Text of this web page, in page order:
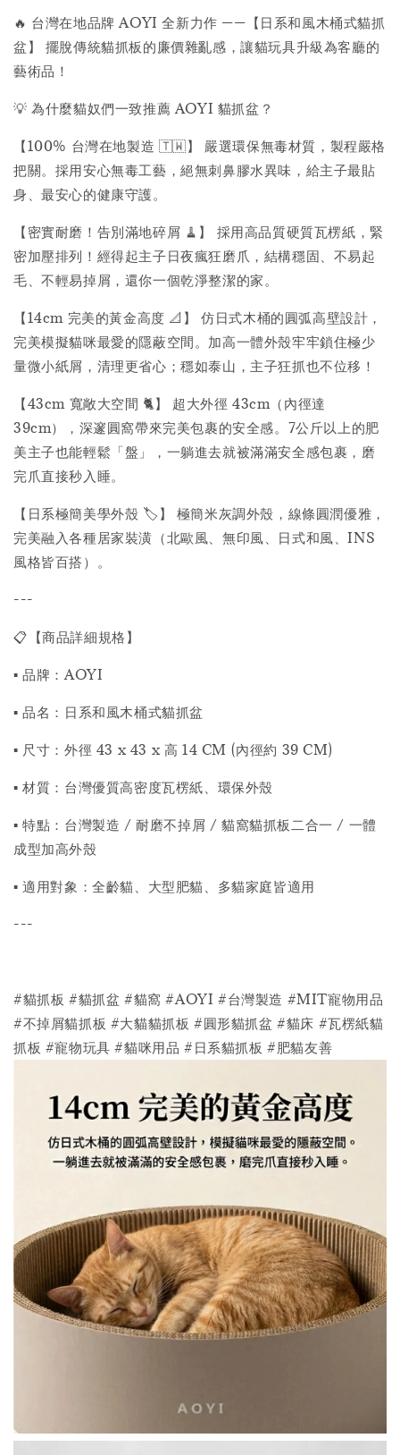
🔥 台灣在地品牌 AOYI 全新力作 ——【日系和風木桶式貓抓
盆】 擺脫傳統貓抓板的廉價雜亂感，讓貓玩具升級為客廳的
藝術品！
💡 為什麼貓奴們一致推薦 AOYI 貓抓盆？
【100% 台灣在地製造 🇹🇼】 嚴選環保無毒材質，製程嚴格
把關。採用安心無毒工藝，絕無刺鼻膠水異味，給主子最貼
身、最安心的健康守護。
【密實耐磨！告別滿地碎屑 🧹】 採用高品質硬質瓦楞紙，緊
密加壓排列！經得起主子日夜瘋狂磨爪，結構穩固、不易起
毛、不輕易掉屑，還你一個乾淨整潔的家。
【14cm 完美的黃金高度 📐】 仿日式木桶的圓弧高壁設計，
完美模擬貓咪最愛的隱蔽空間。加高一體外殼牢牢鎖住極少
量微小紙屑，清理更省心；穩如泰山，主子狂抓也不位移！
【43cm 寬敞大空間 🐈】 超大外徑 43cm（內徑達
39cm），深邃圓窩帶來完美包裹的安全感。7公斤以上的肥
美主子也能輕鬆「盤」，一躺進去就被滿滿安全感包裹，磨
完爪直接秒入睡。
【日系極簡美學外殼 🏷️】 極簡米灰調外殼，線條圓潤優雅，
完美融入各種居家裝潢（北歐風、無印風、日式和風、INS
風格皆百搭）。
---
📋【商品詳細規格】
▪ 品牌：AOYI
▪ 品名：日系和風木桶式貓抓盆
▪ 尺寸：外徑 43 x 43 x 高 14 CM (內徑約 39 CM)
▪ 材質：台灣優質高密度瓦楞紙、環保外殼
▪ 特點：台灣製造 / 耐磨不掉屑 / 貓窩貓抓板二合一 / 一體
成型加高外殼
▪ 適用對象：全齡貓、大型肥貓、多貓家庭皆適用
---
#貓抓板 #貓抓盆 #貓窩 #AOYI #台灣製造 #MIT寵物用品
#不掉屑貓抓板 #大貓貓抓板 #圓形貓抓盆 #貓床 #瓦楞紙貓
抓板 #寵物玩具 #貓咪用品 #日系貓抓板 #肥貓友善